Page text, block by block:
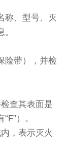
称、型号、灭
。
险带），并检
查其表面是
）。
，表示灭火